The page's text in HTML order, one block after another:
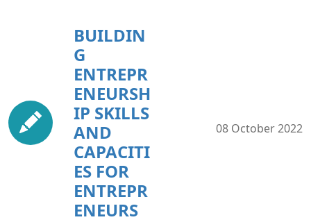
BUILDIN
G
ENTREPR
ENEURSH
IP SKILLS
AND
CAPACITI
ES FOR
ENTREPR
ENEURS
08 October 2022